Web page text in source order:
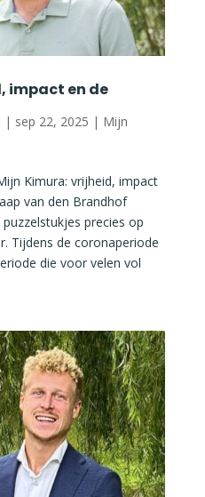
impact en de
| sep 22, 2025 | Mijn
Kimura: vrijheid, impact
van den Brandhof
precies op
Tijdens de coronaperiode
die voor velen vol